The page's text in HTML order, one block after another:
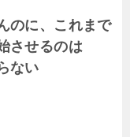
のに、これまで
させるのは
ない